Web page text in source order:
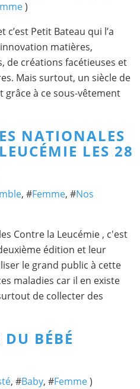
)
c’est Petit Bateau qui l’a
matières,
de créations facétieuses et
Mais surtout, un siècle de
à ce sous-vêtement
NATIONALES
LES 28
, #Femme, #Nos
Contre la Leucémie , c'est
édition et leur
le grand public à cette
maladies car il en existe
de collecter des
BÉBÉ
, #Baby, #Femme)